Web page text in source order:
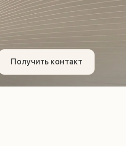
Получить контакт